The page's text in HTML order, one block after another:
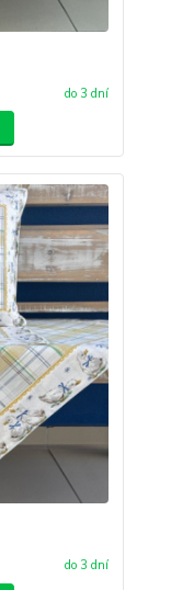
do 3 dní
do 3 dní